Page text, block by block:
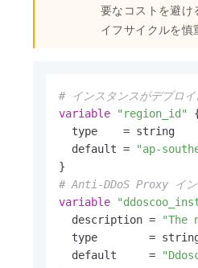
要なコストを避け
イフサイクルを慎
# インスタンスがデプロ
variable
"region_id"
  type    = string
  default =
"ap-
# Anti-DDoS Proxy イン
variable
  description =
"The
type        =
  default     =